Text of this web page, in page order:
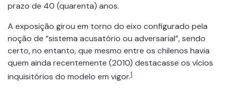
prazo de 40 (quarenta) anos.
A exposição girou em torno do eixo configurado pela
noção de “sistema acusatório ou adversarial”, sendo
certo, no entanto, que mesmo entre os chilenos havia
quem ainda recentemente (2010) destacasse os vícios
inquisitórios do modelo em vigor.1